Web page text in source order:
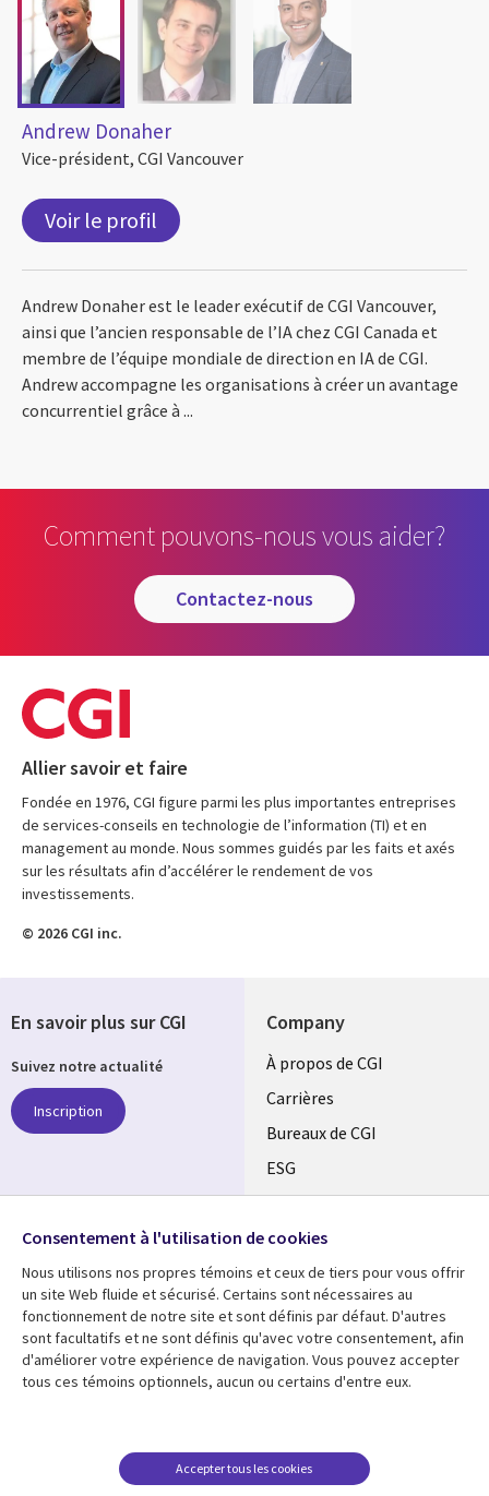
Andrew Donaher
Vice-président, CGI Vancouver
Voir le profil
Andrew Donaher est le leader exécutif de CGI Vancouver,
ainsi que l’ancien responsable de l’IA chez CGI Canada et
membre de l’équipe mondiale de direction en IA de CGI.
Andrew accompagne les organisations à créer un avantage
concurrentiel grâce à ...
Comment pouvons-nous vous aider?
contactez-nous
Allier savoir et faire
Fondée en 1976, CGI figure parmi les plus importantes entreprises
de services-conseils en technologie de l’information (TI) et en
management au monde. Nous sommes guidés par les faits et axés
sur les résultats afin d’accélérer le rendement de vos
investissements.
© 2026 CGI inc.
Company
Useful
links
CANADA
FR
À propos de CGI
Carrières
Bureaux de CGI
ESG
Alliances
Ressources
Library
CANADA
Articles
Communiqués
Support
Legal
FR
Restrictions et
Confidentialité
Accessibilité
En savoir plus sur CGI
Suivez notre actualité
Inscription
Media
CANADA
Consentement à l'utilisation de cookies
Nous utilisons nos propres témoins et ceux de tiers pour vous offrir
un site Web fluide et sécurisé. Certains sont nécessaires au
fonctionnement de notre site et sont définis par défaut. D'autres
sont facultatifs et ne sont définis qu'avec votre consentement, afin
d'améliorer votre expérience de navigation. Vous pouvez accepter
tous ces témoins optionnels, aucun ou certains d'entre eux.
Accepter tous les cookies